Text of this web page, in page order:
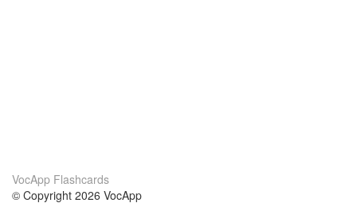
VocApp Flashcards
© Copyright 2026 VocApp